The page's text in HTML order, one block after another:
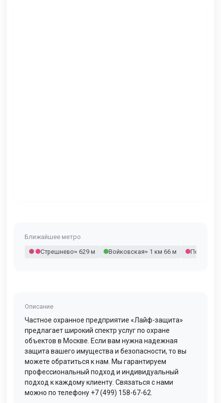
Ближайшее метро
Стрешнево≈ 629 м Войковская≈ 1 км 66 м
Описание
Частное охранное предприятие «Лайф-защита»
предлагает широкий спектр услуг по охране
объектов в Москве. Если вам нужна надежная
защита вашего имущества и безопасности, то вы
можете обратиться к нам. Мы гарантируем
профессиональный подход и индивидуальный
подход к каждому клиенту. Связаться с нами
можно по телефону +7 (499) 158-67-62.